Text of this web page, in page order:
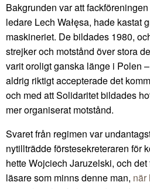
Bakgrunden var att
ledare Lech Wałęsa, hade kastat
maskineriet. De bildades 1980,
strejker och motstånd över stora
varit oroligt ganska länge i Polen
aldrig riktigt accepterade det
och med att Solidaritet bildades
mer organiserat motstånd.
Svaret från regimen var
nytillträdde förstesekreteraren för
hette Wojciech Jaruzelski, och
läsare som minns denne man, när